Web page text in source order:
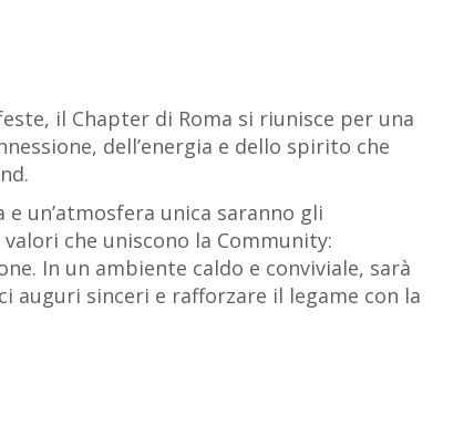
il Chapter di Roma si riunisce per una
dell’energia e dello spirito che
un’atmosfera unica saranno gli
che uniscono la Community:
In un ambiente caldo e conviviale, sarà
auguri sinceri e rafforzare il legame con la